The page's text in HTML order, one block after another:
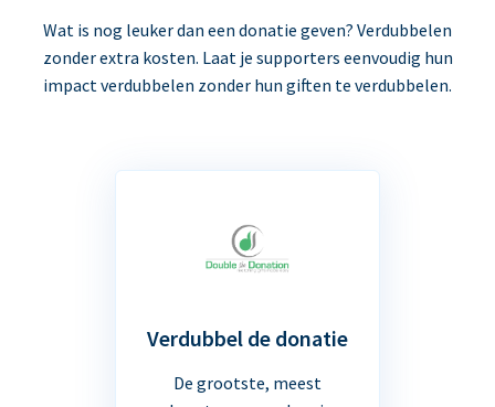
Wat is nog leuker dan een donatie geven? Verdubbelen
zonder extra kosten. Laat je supporters eenvoudig hun
impact verdubbelen zonder hun giften te verdubbelen.
Verdubbel de donatie
De grootste, meest